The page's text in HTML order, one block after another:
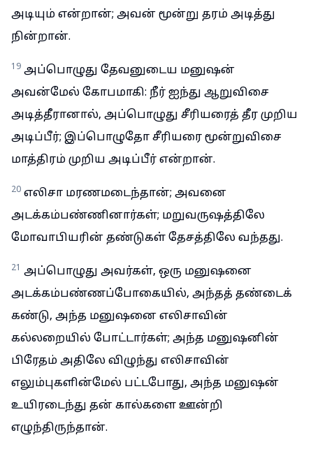
அடியும் என்றான்; அவன் மூன்று தரம் அடித்து
நின்றான்.
19 அப்பொழுது தேவனுடைய மனுஷன்
அவன்மேல் கோபமாகி: நீர் ஐந்து ஆறுவிசை
அடித்தீரானால், அப்பொழுது சீரியரைத் தீர முறிய
அடிப்பீர்; இப்பொழுதோ சீரியரை மூன்றுவிசை
மாத்திரம் முறிய அடிப்பீர் என்றான்.
20 எலிசா மரணமடைந்தான்; அவனை
அடக்கம்பண்ணினார்கள்; மறுவருஷத்திலே
மோவாபியரின் தண்டுகள் தேசத்திலே வந்தது.
21 அப்பொழுது அவர்கள், ஒரு மனுஷனை
அடக்கம்பண்ணப்போகையில், அந்தத் தண்டைக்
கண்டு, அந்த மனுஷனை எலிசாவின்
கல்லறையில் போட்டார்கள்; அந்த மனுஷனின்
பிரேதம் அதிலே விழுந்து எலிசாவின்
எலும்புகளின்மேல் பட்டபோது, அந்த மனுஷன்
உயிரடைந்து தன் கால்களை ஊன்றி
எழுந்திருந்தான்.